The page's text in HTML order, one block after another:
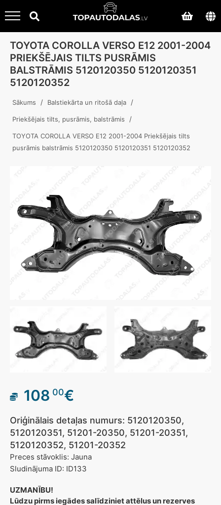
TOYOTA COROLLA VERSO E12 2001-2004
PRIEKŠĒJAIS TILTS PUSRĀMIS
BALSTRĀMIS 5120120350 5120120351
5120120352
Sākums / Balstiekārta un ritošā daļa /
Priekšējais tilts, pusrāmis, balstrāmis /
TOYOTA COROLLA VERSO E12 2001-2004 Priekšējais tilts
pusrāmis balstrāmis 5120120350 5120120351 5120120352
108 00€
Oriģinālais detaļas numurs: 5120120350,
5120120351, 51201-20350, 51201-20351,
5120120352, 51201-20352
Preces stāvoklis: Jauna
Sludinājuma ID: ID133
UZMANĪBU!
Lūdzu pirms iegādes salīdziniet attēlus un rezerves